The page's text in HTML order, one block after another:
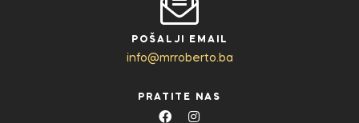
POŠALJI EMAIL
info@mrroberto.ba
PRATITE NAS